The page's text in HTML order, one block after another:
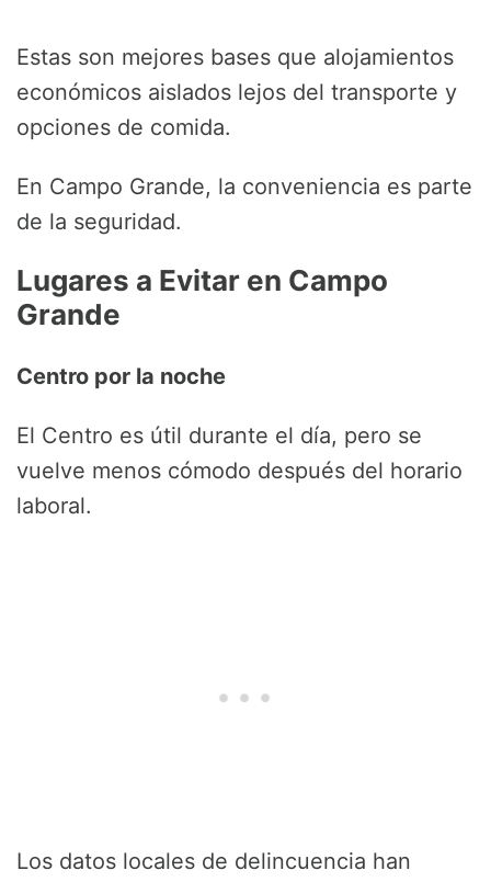
Estas son mejores bases que alojamientos
económicos aislados lejos del transporte y
opciones de comida.
En Campo Grande, la conveniencia es parte
de la seguridad.
Lugares a Evitar en Campo
Grande
Centro por la noche
El Centro es útil durante el día, pero se
vuelve menos cómodo después del horario
laboral.
Los datos locales de delincuencia han